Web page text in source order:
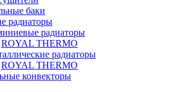
баки
радиаторы
радиаторы
ROYAL THERMO
радиаторы
ROYAL THERMO
конвекторы